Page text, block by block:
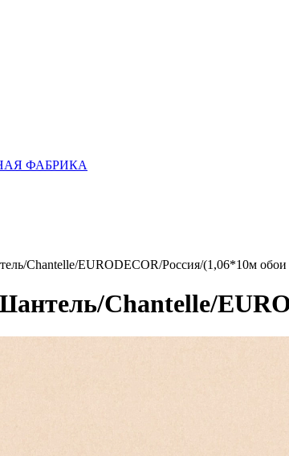
ФАБРИКА
Chantelle/EURODECOR/Россия/(1,06*10м
Chantelle/